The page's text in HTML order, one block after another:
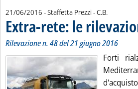
21/06/2016 - Staffetta Prezzi -di:
C.B.
Extra-rete: le
Rilevazione n. 48 del 21 giugno 2016
Forti